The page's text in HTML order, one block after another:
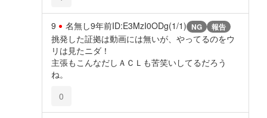
9 名無し9年前ID:E3MzI0ODg(1/1) NG 報告
挑発した証拠は動画には無いが、やってるのをウ
リは見たニダ！
主張もこんなだしＡＣＬも苦笑いしてるだろう
ね。
0